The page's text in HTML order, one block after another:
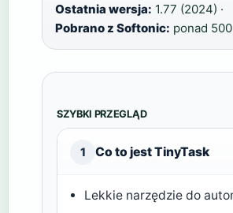
Ostatnia wersja: 1.77 (2024) ·
Pobrano z Softonic: ponad
SZYBKI PRZEGLĄD
1 Co to jest TinyTask
Lekkie narzędzie do